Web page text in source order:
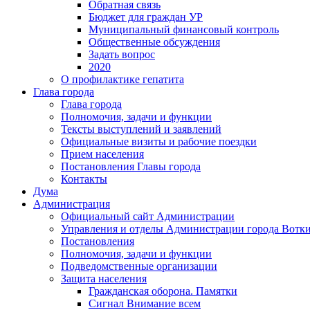
Обратная связь
Бюджет для граждан УР
Муниципальный финансовый контроль
Общественные обсуждения
Задать вопрос
2020
О профилактике гепатита
Глава города
Глава города
Полномочия, задачи и функции
Тексты выступлений и заявлений
Официальные визиты и рабочие поездки
Прием населения
Постановления Главы города
Контакты
Дума
Администрация
Официальный сайт Администрации
Управления и отделы Администрации города
Постановления
Полномочия, задачи и функции
Подведомственные организации
Защита населения
Гражданская оборона. Памятки
Сигнал Внимание всем